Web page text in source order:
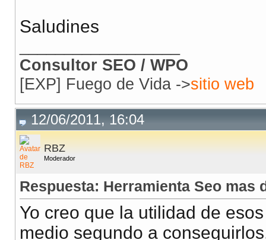
Saludines
Consultor SEO / WPO
[EXP] Fuego de Vida ->sitio web
12/06/2011, 16:04
RBZ
Moderador
Respuesta: Herramienta Seo mas
Yo creo que la utilidad de
medio segundo a